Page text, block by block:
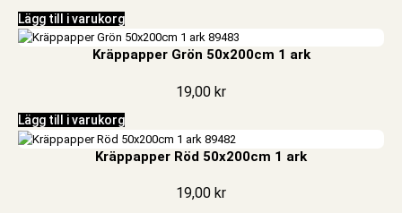
Lägg till i varukorg
Kräppapper Grön 50x200cm 1 ark
19,00 kr
Lägg till i varukorg
Kräppapper Röd 50x200cm 1 ark
19,00 kr